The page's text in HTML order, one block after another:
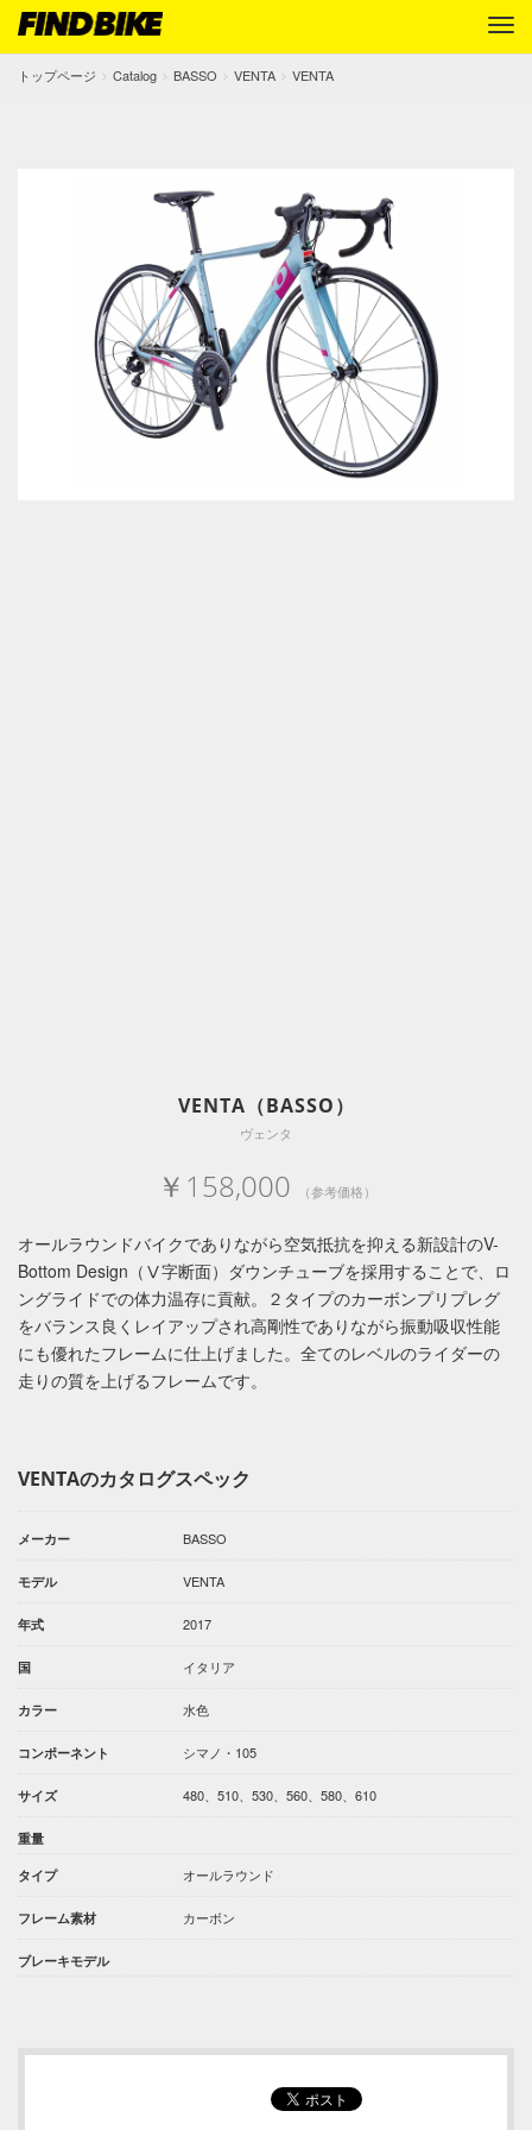
トップページ Catalog BASSO VENTA VENTA
VENTA（BASSO）
ヴェンタ
￥158,000 （参考価格）
オールラウンドバイクでありながら空気抵抗を抑える新設計のV-
Bottom Design（Ⅴ字断面）ダウンチューブを採用することで、ロ
ングライドでの体力温存に貢献。２タイプのカーボンプリプレグ
をバランス良くレイアップされ高剛性でありながら振動吸収性能
にも優れたフレームに仕上げました。全てのレベルのライダーの
走りの質を上げるフレームです。
VENTAのカタログスペック
メーカー BASSO
モデル VENTA
年式 2017
国 イタリア
カラー 水色
コンポーネント シマノ・105
サイズ 480、510、530、560、580、610
重量
タイプ オールラウンド
フレーム素材 カーボン
ブレーキモデル